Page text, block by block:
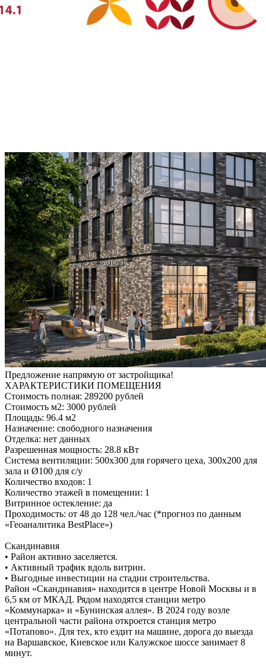
Предложение напрямую от застройщика!
ХАРАКТЕРИСТИКИ ПОМЕЩЕНИЯ
Стоимость полная: 289200 рублей
Стоимость м2: 3000 рублей
Площадь: 96.4 м2
Назначение: свободного назначения
Отделка: нет данных
Разрешенная мощность: 28.8 кВт
Система вентиляции: 500х300 для горячего цеха, 300х200 для
зала и Ø100 для с/у
Количество входов: 1
Количество этажей в помещении: 1
Витринное остекление: да
Проходимость: от 48 до 128 чел./час (*прогноз по данным
«Геоаналитика BestPlace»)
Скандинавия
• Район активно заселяется.
• Активный трафик вдоль витрин.
• Выгодные инвестиции на стадии строительства.
Район «Скандинавия» находится в центре Новой Москвы и в
6,5 км от МКАД. Рядом находятся станции метро
«Коммунарка» и «Бунинская аллея». В 2024 году возле
центральной части района откроется станция метро
«Потапово». Для тех, кто ездит на машине, дорога до выезда
на Варшавское, Киевское или Калужское шоссе занимает 8
минут.